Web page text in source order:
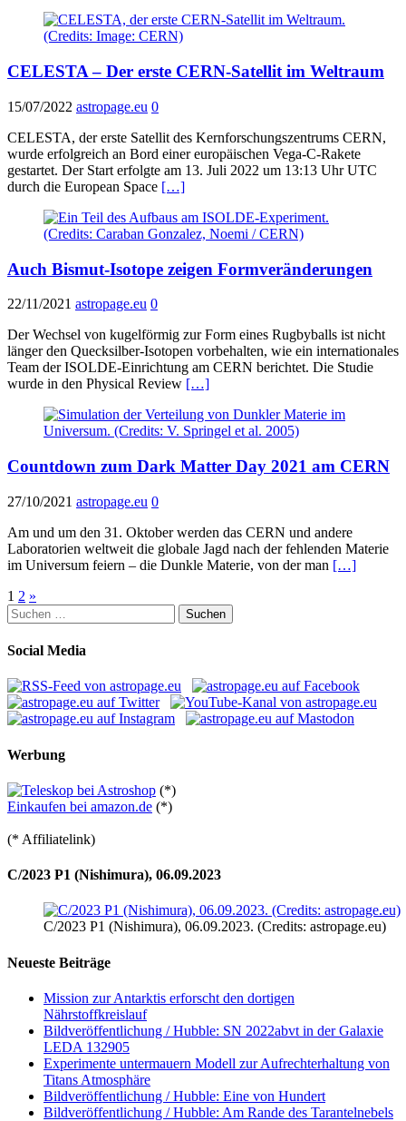
CELESTA – Der erste CERN-Satellit im Weltraum
15/07/2022 astropage.eu 0
CELESTA, der erste Satellit des Kernforschungszentrums CERN,
wurde erfolgreich an Bord einer europäischen Vega-C-Rakete
gestartet. Der Start erfolgte am 13. Juli 2022 um 13:13 Uhr UTC
durch die European Space […]
Auch Bismut-Isotope zeigen Formveränderungen
22/11/2021 astropage.eu 0
Der Wechsel von kugelförmig zur Form eines Rugbyballs ist nicht
länger den Quecksilber-Isotopen vorbehalten, wie ein internationales
Team der ISOLDE-Einrichtung am CERN berichtet. Die Studie
wurde in den Physical Review […]
Countdown zum Dark Matter Day 2021 am CERN
27/10/2021 astropage.eu 0
Am und um den 31. Oktober werden das CERN und andere
Laboratorien weltweit die globale Jagd nach der fehlenden Materie
im Universum feiern – die Dunkle Materie, von der man […]
Seitennummerierung
der
Beiträge
1 2 »
Suchen
nach:
Social Media
Werbung
(*)
Einkaufen bei amazon.de (*)
(* Affiliatelink)
C/2023 P1 (Nishimura), 06.09.2023
C/2023 P1 (Nishimura), 06.09.2023. (Credits: astropage.eu)
Neueste Beiträge
Mission zur Antarktis erforscht den dortigen
Nährstoffkreislauf
Bildveröffentlichung / Hubble: SN 2022abvt in der Galaxie
LEDA 132905
Experimente untermauern Modell zur Aufrechterhaltung von
Titans Atmosphäre
Bildveröffentlichung / Hubble: Eine von Hundert
Bildveröffentlichung / Hubble: Am Rande des Tarantelnebels